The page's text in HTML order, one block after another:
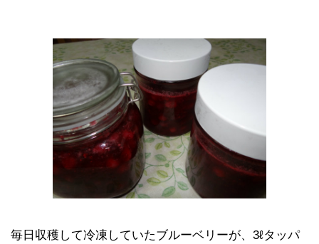
毎日収穫して冷凍していたブルーベリーが、3ℓタッパ